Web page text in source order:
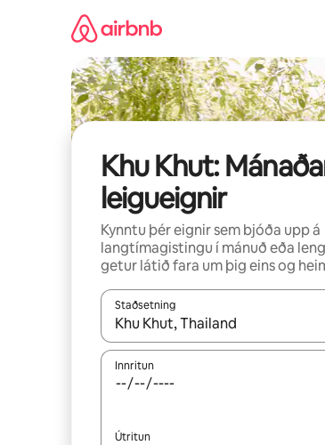
Khu Khut:
leigueignir
Kynntu þér eignir sem bjóða upp á
langtímagistingu í mánuð eða
getur látið fara um þig eins og
Staðsetning
Þegar niðurstöður liggja fyrir skaltu
Innritun
Útritun